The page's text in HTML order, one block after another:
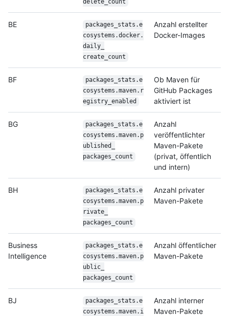
delete_count
BE
packages_stats.e
cosystems.docker.
daily_
create_count
Anzahl erstellter
Docker-Images
BF
packages_stats.e
cosystems.maven.r
egistry_ enabled
Ob Maven für
GitHub Packages
aktiviert ist
BG
packages_stats.e
cosystems.maven.p
ublished_
packages_count
Anzahl
veröffentlichter
Maven-Pakete
(privat, öffentlich
und intern)
BH
packages_stats.e
cosystems.maven.p
rivate_
packages_count
Anzahl privater
Maven-Pakete
Business
Intelligence
packages_stats.e
cosystems.maven.p
ublic_
packages_count
Anzahl öffentlicher
Maven-Pakete
BJ
packages_stats.e
cosystems.maven.i
Anzahl interner
Maven-Pakete